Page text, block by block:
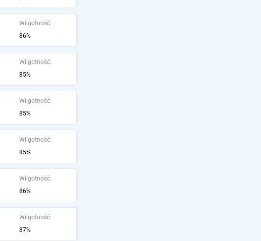
Wilgotność:
86%
Wilgotność:
85%
Wilgotność:
85%
Wilgotność:
85%
Wilgotność:
86%
Wilgotność:
87%